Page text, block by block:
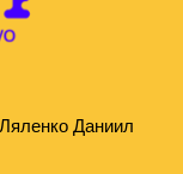
Даниил